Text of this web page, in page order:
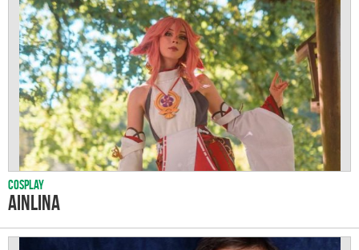
Cosplay
Ainlina